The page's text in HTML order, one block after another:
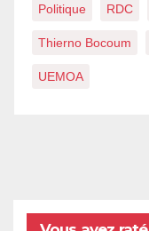
Politique RDC
Thierno Bocoum
UEMOA